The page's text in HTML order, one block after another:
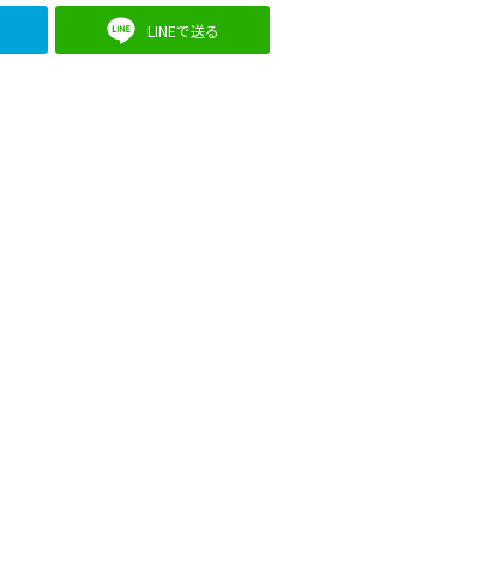
LINEで送る